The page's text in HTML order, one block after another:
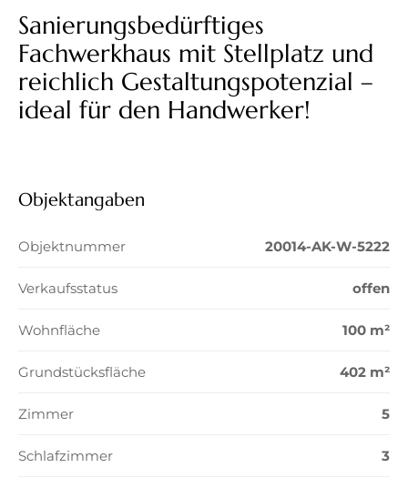
Sanierungsbedürftiges
Fachwerkhaus mit Stellplatz und
reichlich Gestaltungspotenzial –
ideal für den Handwerker!
Objektangaben
Objektnummer 20014-AK-W-5222
Verkaufsstatus offen
Wohnfläche 100 m²
Grundstücksfläche 402 m²
Zimmer 5
Schlafzimmer 3